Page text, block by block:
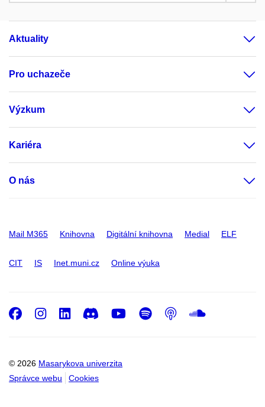
Aktuality
Pro uchazeče
Výzkum
Kariéra
O nás
Mail M365 Knihovna Digitální knihovna Medial ELF
CIT IS Inet.muni.cz Online výuka
© 2026 Masarykova univerzita
Správce webu
Cookies
Facebook
Instagram
LinkedIn
DiscordYoutube
Spotify
Podcast